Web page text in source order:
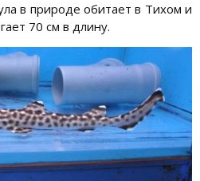
в природе обитает в Тихом и
70 см в длину.